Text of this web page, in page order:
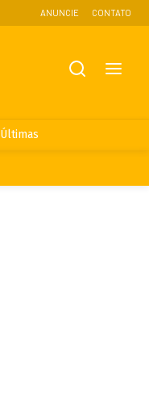
ANUNCIE CONTATO
Últimas